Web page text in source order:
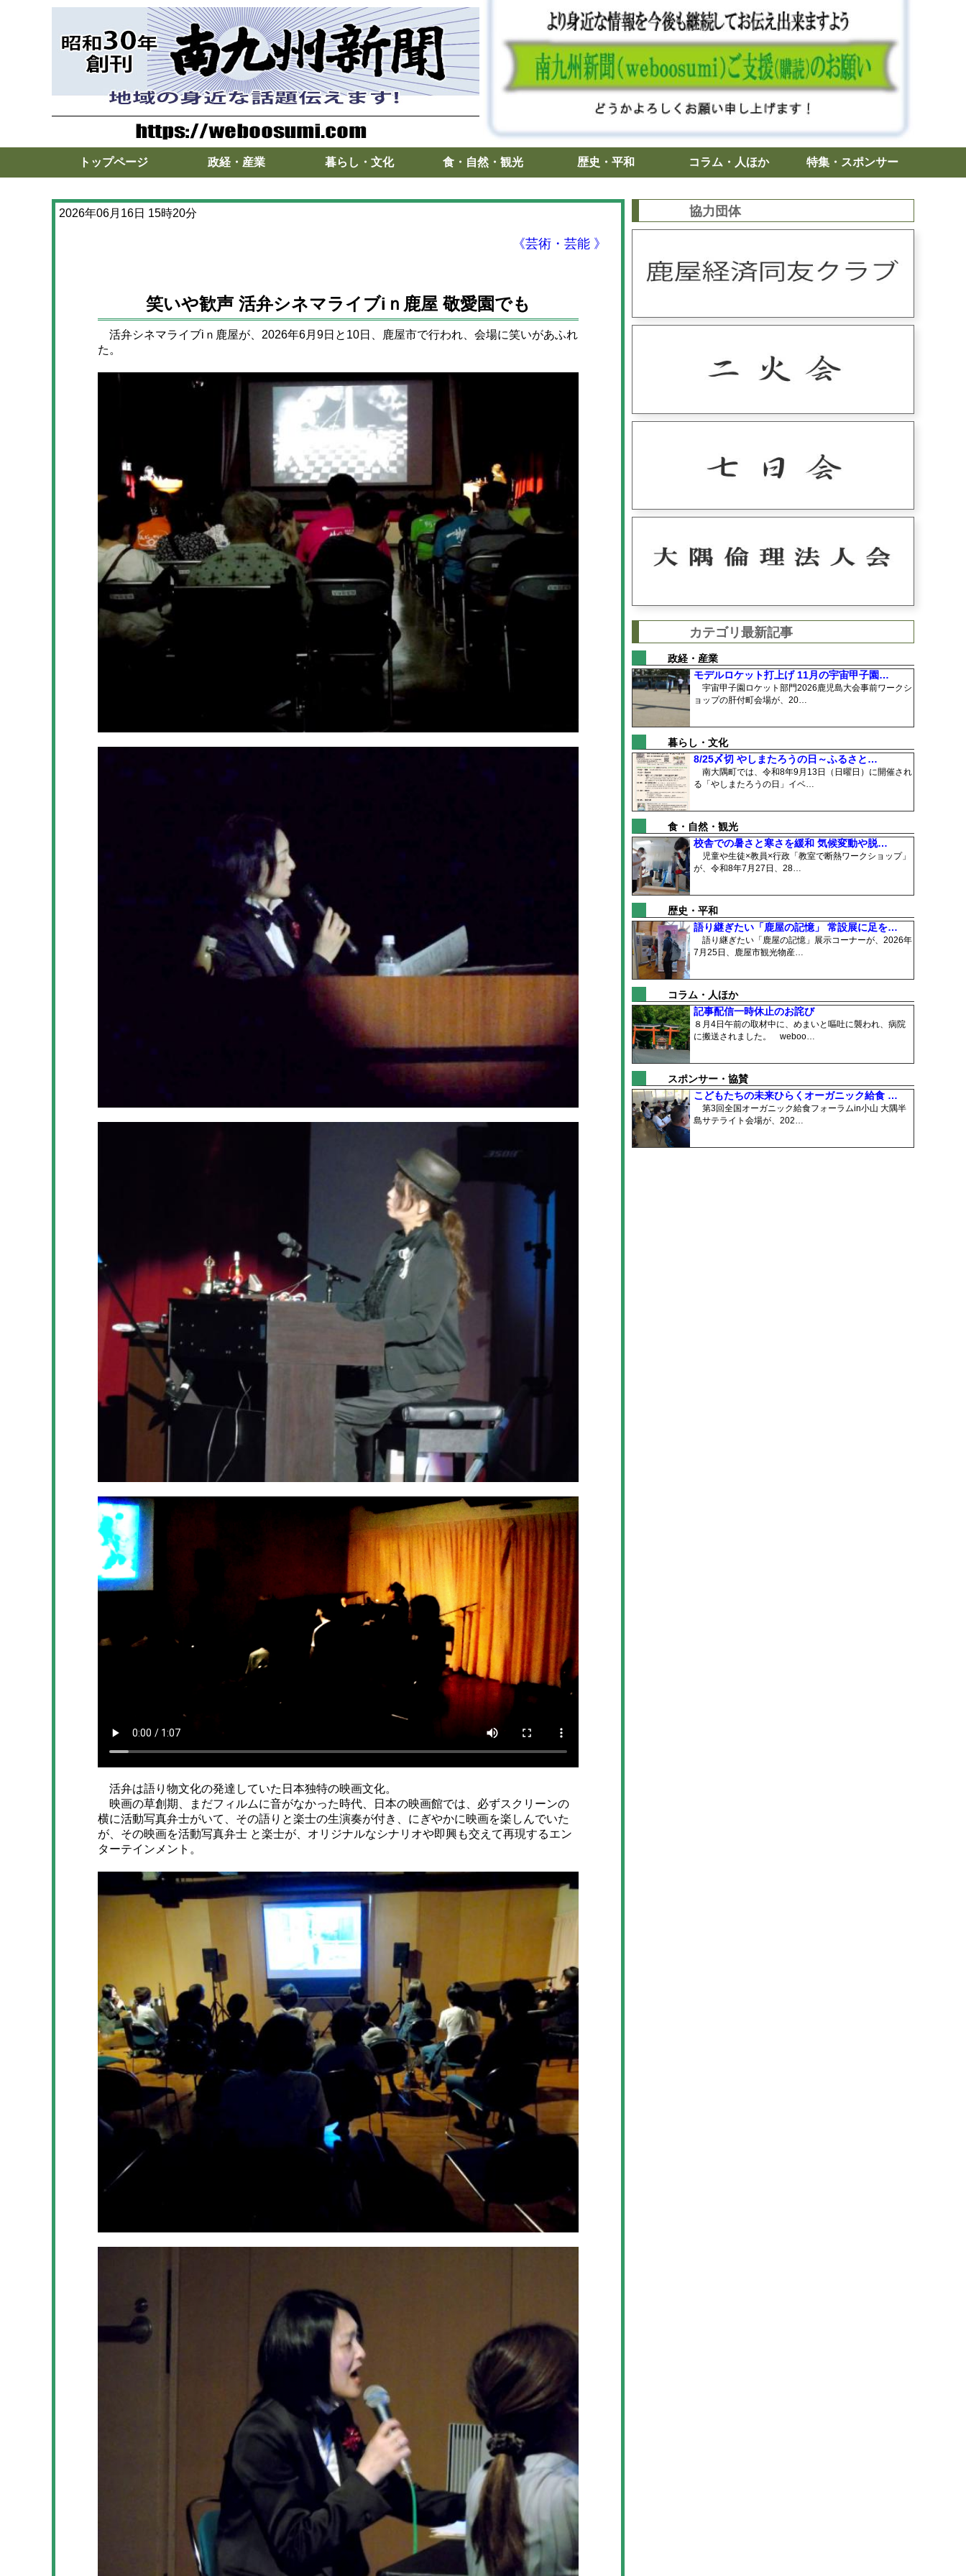
トップページ 政経・産業 暮らし・文化 食・自然・観光 歴史・平和 コラム・人ほか 特集・スポンサー
2026年06月16日 15時20分
《芸術・芸能 》
笑いや歓声 活弁シネマライブiｎ鹿屋 敬愛園でも
活弁シネマライブiｎ鹿屋が、2026年6月9日と10日、鹿屋市で行われ、会場に笑いがあふれ
た。
活弁は語り物文化の発達していた日本独特の映画文化。
映画の草創期、まだフィルムに音がなかった時代、日本の映画館では、必ずスクリーンの
横に活動写真弁士がいて、その語りと楽士の生演奏が付き、にぎやかに映画を楽しんでいた
が、その映画を活動写真弁士 と楽士が、オリジナルなシナリオや即興も交えて再現するエン
ターテインメント。
協力団体
カテゴリ最新記事
政経・産業
モデルロケット打上げ 11月の宇宙甲子園…
宇宙甲子園ロケット部門2026鹿児島大会事前ワークシ
ョップの肝付町会場が、20…
暮らし・文化
8/25〆切 やしまたろうの日～ふるさと…
南大隅町では、令和8年9月13日（日曜日）に開催され
る「やしまたろうの日」イベ…
食・自然・観光
校舎での暑さと寒さを緩和 気候変動や脱…
児童や生徒×教員×行政「教室で断熱ワークショップ」
が、令和8年7月27日、28…
歴史・平和
語り継ぎたい「鹿屋の記憶」 常設展に足を…
語り継ぎたい「鹿屋の記憶」展示コーナーが、2026年
7月25日、鹿屋市観光物産…
コラム・人ほか
記事配信一時休止のお詫び
８月4日午前の取材中に、めまいと嘔吐に襲われ、病院
に搬送されました。 weboo…
スポンサー・協賛
こどもたちの未来ひらくオーガニック給食 …
第3回全国オーガニック給食フォーラムin小山 大隅半
島サテライト会場が、202…